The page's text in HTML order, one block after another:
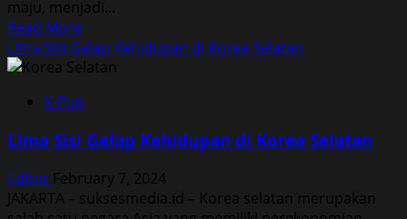
maju, menjadi...
Read MoreRead
more
about
Fakta
Gelap
Pekerja
di
Lima Sisi Gelap Kehidupan di Korea Selatan
K-Pop
Lima Sisi Gelap Kehidupan di Korea Selatan
Editor February 7, 2024
JAKARTA – suksesmedia.id – Korea selatan merupakan